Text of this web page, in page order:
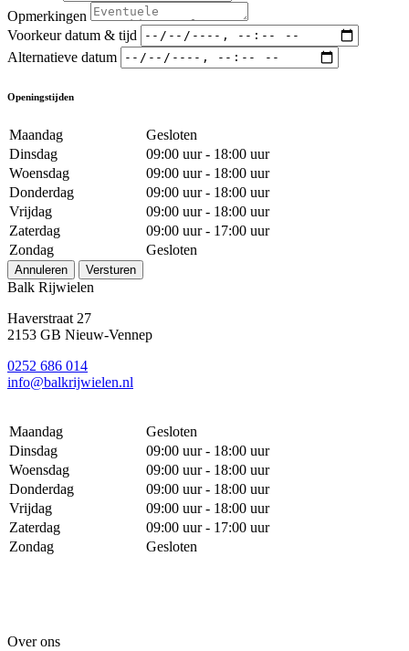
Opmerkingen
Voorkeur datum & tijd
Alternatieve datum
Openingstijden
Maandag
Gesloten
Dinsdag
09:00 uur - 18:00 uur
Woensdag
09:00 uur - 18:00 uur
Donderdag
09:00 uur - 18:00 uur
Vrijdag
09:00 uur - 18:00 uur
Zaterdag
09:00 uur - 17:00 uur
Zondag
Gesloten
Annuleren Versturen
Balk Rijwielen
Haverstraat 27
2153 GB Nieuw-Vennep
0252 686 014
info@balkrijwielen.nl
Maandag
Gesloten
Dinsdag
09:00 uur - 18:00 uur
Woensdag
09:00 uur - 18:00 uur
Donderdag
09:00 uur - 18:00 uur
Vrijdag
09:00 uur - 18:00 uur
Zaterdag
09:00 uur - 17:00 uur
Zondag
Gesloten
Over ons